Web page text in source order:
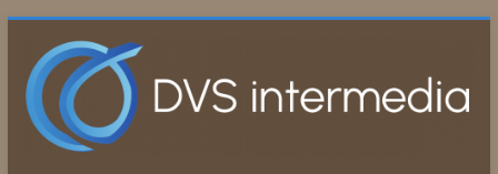
Inhalt
springen